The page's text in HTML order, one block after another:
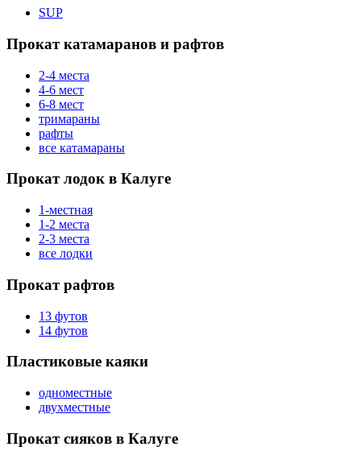
SUP
Прокат катамаранов и рафтов
2-4 места
4-6 мест
6-8 мест
тримараны
рафты
все катамараны
Прокат лодок в Калуге
1-местная
1-2 места
2-3 места
все лодки
Прокат рафтов
13 футов
14 футов
Пластиковые каяки
одноместные
двухместные
Прокат сияков в Калуге